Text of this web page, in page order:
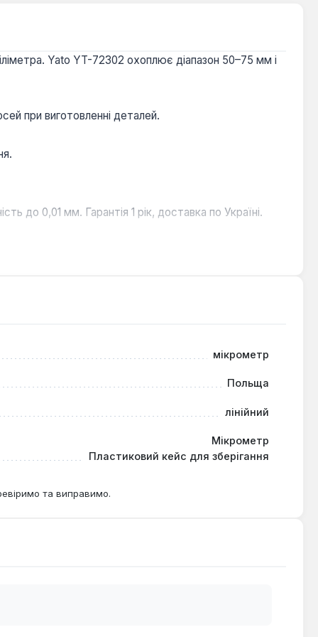
Yato YT-72302 охоплює діапазон 50–75 мм і
при виготовленні деталей.
до 0,01 мм. Гарантія 1 рік, доставка по Україні.
мікрометр
Польща
лінійний
Мікрометр
Пластиковий кейс для зберігання
та виправимо.